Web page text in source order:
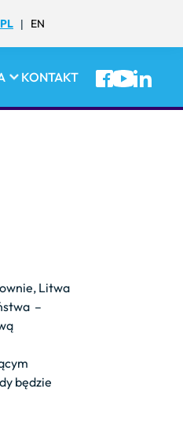
PL | EN
KONTAKT
Litwa
–
będzie